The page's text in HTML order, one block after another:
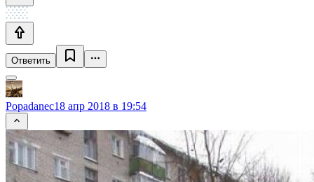
Ответить
Popadanec18 апр 2018 в 19:54